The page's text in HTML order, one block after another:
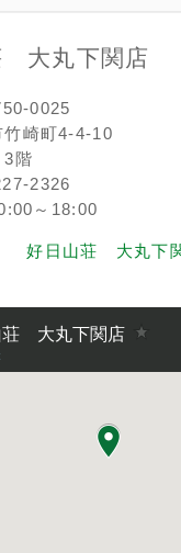
大丸下関店
0025
竹崎町4-4-10
階
2326
～18:00
好日山荘 大丸下